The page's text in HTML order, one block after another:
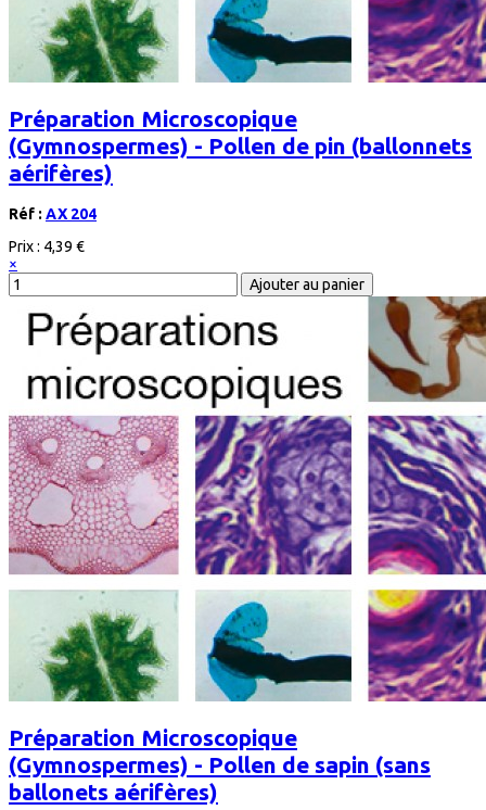
Préparation Microscopique
(Gymnospermes) - Pollen de pin (ballonnets
aérifères)
Réf : AX 204
Prix : 4,39 €
×
Préparation Microscopique
(Gymnospermes) - Pollen de sapin (sans
ballonets aérifères)